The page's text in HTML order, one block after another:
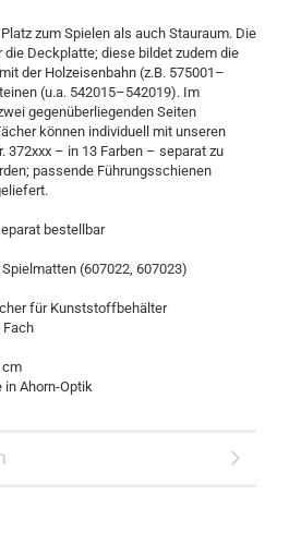
zum Spielen als auch Stauraum. Die
Deckplatte; diese bildet zudem die
der Holzeisenbahn (z.B. 575001–
(u.a. 542015–542019). Im
gegenüberliegenden Seiten
können individuell mit unseren
372xxx – in 13 Farben – separat zu
passende Führungsschienen
bestellbar
(607022, 607023)
für Kunststoffbehälter
Fach
cm
in Ahorn-Optik